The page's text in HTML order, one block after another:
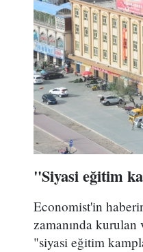
"Siyasi eğitim
Economist'in
zamanında
"siyasi eğitim